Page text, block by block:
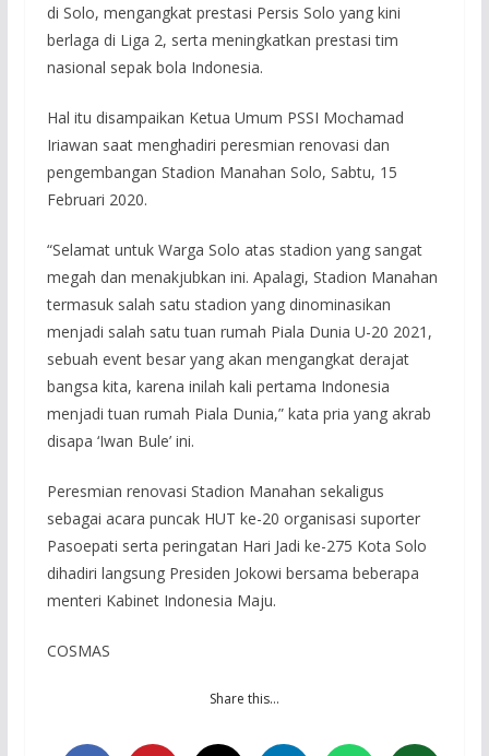
di Solo, mengangkat prestasi Persis Solo yang kini
berlaga di Liga 2, serta meningkatkan prestasi tim
nasional sepak bola Indonesia.
Hal itu disampaikan Ketua Umum PSSI Mochamad
Iriawan saat menghadiri peresmian renovasi dan
pengembangan Stadion Manahan Solo, Sabtu, 15
Februari 2020.
“Selamat untuk Warga Solo atas stadion yang sangat
megah dan menakjubkan ini. Apalagi, Stadion Manahan
termasuk salah satu stadion yang dinominasikan
menjadi salah satu tuan rumah Piala Dunia U-20 2021,
sebuah event besar yang akan mengangkat derajat
bangsa kita, karena inilah kali pertama Indonesia
menjadi tuan rumah Piala Dunia,” kata pria yang akrab
disapa ‘Iwan Bule’ ini.
Peresmian renovasi Stadion Manahan sekaligus
sebagai acara puncak HUT ke-20 organisasi suporter
Pasoepati serta peringatan Hari Jadi ke-275 Kota Solo
dihadiri langsung Presiden Jokowi bersama beberapa
menteri Kabinet Indonesia Maju.
COSMAS
Share this…